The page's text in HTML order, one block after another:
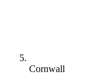
Cornwall